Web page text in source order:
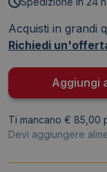
Acquisti in grandi
Richiedi
Aggiungi
Ti mancano € 85,00
Devi aggiungere